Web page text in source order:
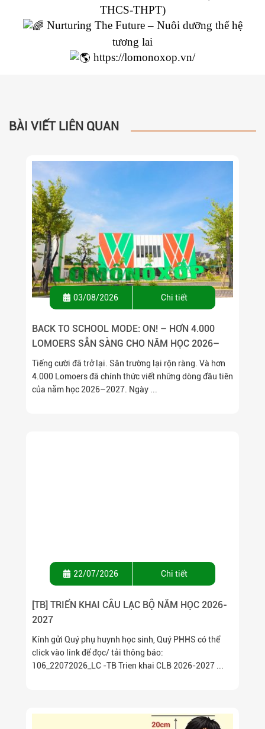
THCS-THPT)
Nurturing The Future – Nuôi dưỡng thế hệ
tương lai
https://lomonoxop.vn/
BÀI VIẾT LIÊN QUAN
03/08/2026 Chi tiết
BACK TO SCHOOL MODE: ON! – HƠN 4.000
LOMOERS SẴN SÀNG CHO NĂM HỌC 2026–
2027
Tiếng cười đã trở lại. Sân trường lại rộn ràng. Và hơn
4.000 Lomoers đã chính thức viết những dòng đầu tiên
của năm học 2026–2027. Ngày ...
22/07/2026 Chi tiết
[TB] TRIỂN KHAI CÂU LẠC BỘ NĂM HỌC 2026-
2027
Kính gửi Quý phụ huynh học sinh, Quý PHHS có thể
click vào link để đọc/ tải thông báo:
106_22072026_LC -TB Trien khai CLB 2026-2027 ...